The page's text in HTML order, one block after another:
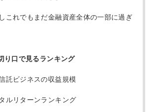
これでもまだ金融資産全体の一部に過ぎ
り口で見るランキング
託ビジネスの収益規模
ルリターンランキング